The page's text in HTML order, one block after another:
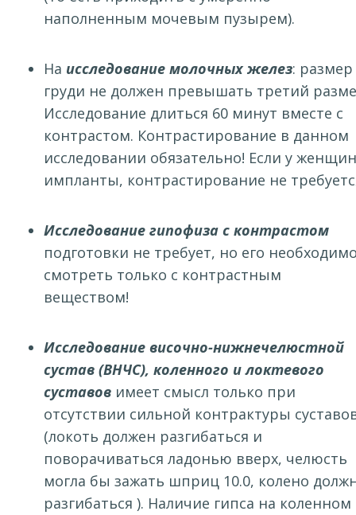
наполненным мочевым пузырем).
На исследование молочных желез: размер
груди не должен превышать третий
Исследование длиться 60 минут вместе с
контрастом. Контрастирование в данном
исследовании обязательно! Если у
импланты, контрастирование не
Исследование гипофиза с контрастом
подготовки не требует, но его
смотреть только с контрастным
веществом!
Исследование височно-нижнечелюстной
сустав (ВНЧС), коленного и локтевого
суставов имеет смысл только при
отсутствии сильной контрактуры
(локоть должен разгибаться и
поворачиваться ладонью вверх, челюсть
могла бы зажать шприц 10.0, колено
разгибаться ). Наличие гипса на коленном